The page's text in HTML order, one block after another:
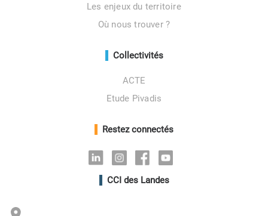
Les enjeux du territoire
Où nous trouver ?
Collectivités
ACTE
Etude Pivadis
Restez connectés
LinkedinInstagramFacebookYoutube
CCI des Landes